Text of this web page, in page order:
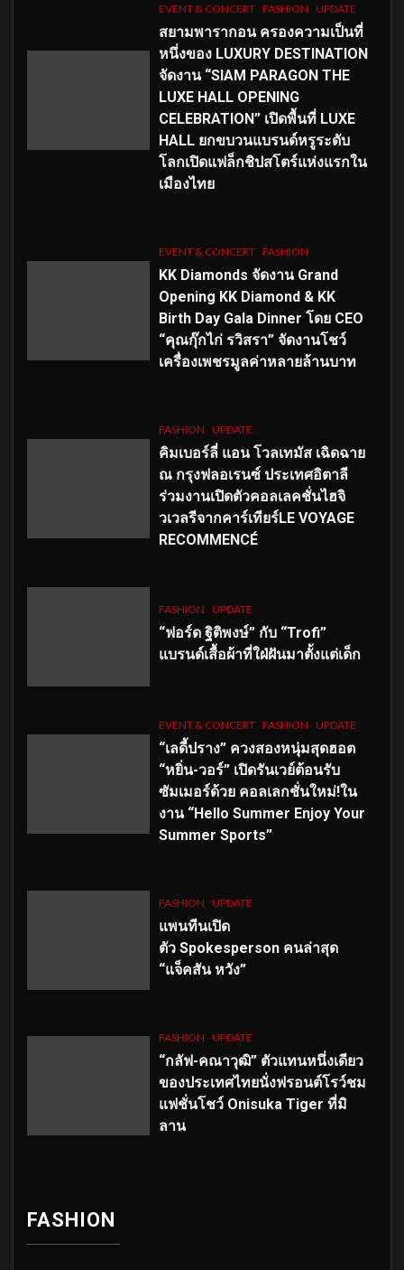
EVENT & CONCERT FASHION UPDATE
สยามพารากอน ครองความเป็นที่
หนึ่งของ LUXURY DESTINATION
จัดงาน “SIAM PARAGON THE
LUXE HALL OPENING
CELEBRATION” เปิดพื้นที่ LUXE
HALL ยกขบวนแบรนด์หรูระดับ
โลกเปิดแฟล็กชิปสโตร์แห่งแรกใน
เมืองไทย
EVENT & CONCERT FASHION
KK Diamonds จัดงาน Grand
Opening KK Diamond & KK
Birth Day Gala Dinner โดย CEO
“คุณกุ๊กไก่ รวิสรา” จัดงานโชว์
เครื่องเพชรมูลค่าหลายล้านบาท
FASHION UPDATE
คิมเบอร์ลี่ แอน โวลเทมัส เฉิดฉาย
ณ กรุงฟลอเรนซ์ ประเทศอิตาลี
ร่วมงานเปิดตัวคอลเลคชั่นไฮจิ
วเวลรีจากคาร์เทียร์LE VOYAGE
RECOMMENCÉ
FASHION UPDATE
“ฟอร์ด ฐิติพงษ์” กับ “Trofi”
แบรนด์เสื้อผ้าที่ใฝ่ฝันมาตั้งแต่เด็ก
EVENT & CONCERT FASHION UPDATE
“เลดี้ปราง” ควงสองหนุ่มสุดฮอต
“หยิ่น-วอร์” เปิดรันเวย์ต้อนรับ
ซัมเมอร์ด้วย คอลเลกชั่นใหม่!ใน
งาน “Hello Summer Enjoy Your
Summer Sports”
FASHION UPDATE
แพนทีนเปิด
ตัว Spokesperson คนล่าสุด
“แจ็คสัน หวัง”
FASHION UPDATE
“กลัฟ-คณาวุฒิ” ตัวแทนหนึ่งเดียว
ของประเทศไทยนั่งฟรอนต์โรว์ชม
แฟชั่นโชว์ Onisuka Tiger ที่มิ
ลาน
FASHION